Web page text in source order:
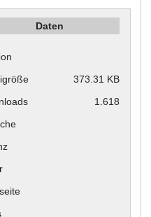
Daten
373.31 KB
1.618